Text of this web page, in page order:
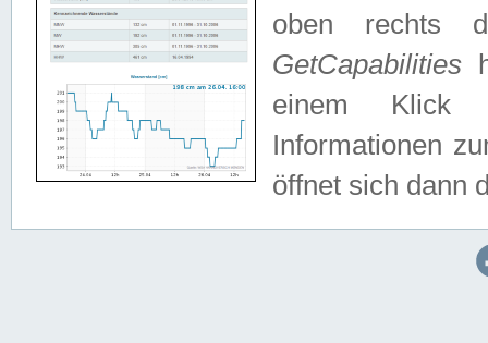
oben rechts
GetCapabilities
einem Klick
Informationen
öffnet sich dann